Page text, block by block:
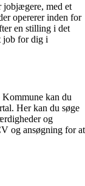
jobjægere, med et
opererer inden for
en stilling i det
job for dig i
Kommune kan du
Her kan du søge
og
og ansøgning for at